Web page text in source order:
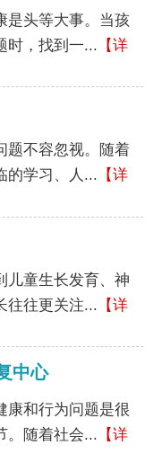
是头等大事。当孩
时，找到一... 【详
题不容忽视。随着
的学习、人... 【详
儿童生长发育、神
往往更关注... 【详
中心
康和行为问题是很
。随着社会... 【详